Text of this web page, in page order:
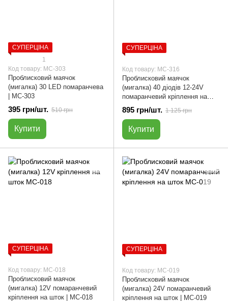
СУПЕРЦІНА
1
Код товару: МС-303
Проблисковий маячок
(мигалка) 30 LED помаранчева
| МС-303
395 грн/шт. 510 грн
Купити
СУПЕРЦІНА
Код товару: МС-316
Проблисковий маячок
(мигалка) 40 діодів 12-24V
помаранчевий кріплення на
шток | МС-316
895 грн/шт. 1 125 грн
Купити
СУПЕРЦІНА
Код товару: МС-018
Проблисковий маячок
(мигалка) 12V помаранчевий
кріплення на шток | МС-018
СУПЕРЦІНА
Код товару: МС-019
Проблисковий маячок
(мигалка) 24V помаранчевий
кріплення на шток | МС-019